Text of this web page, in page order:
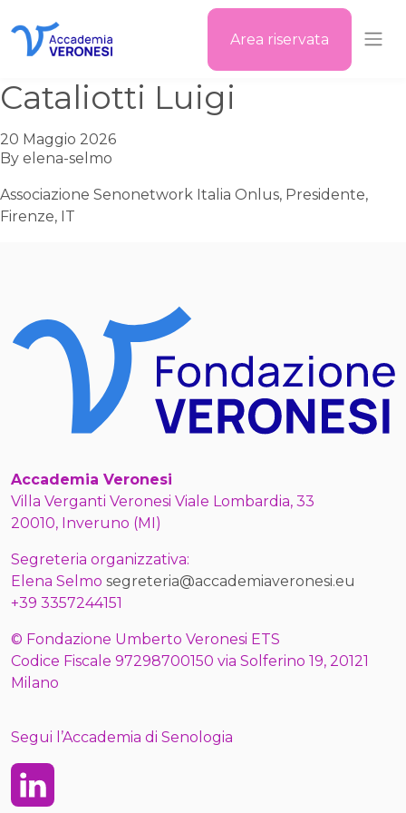
Area riservata
Cataliotti Luigi
20 Maggio 2026
By elena-selmo
Associazione Senonetwork Italia Onlus, Presidente,
Firenze, IT
Accademia Veronesi
Villa Verganti Veronesi Viale Lombardia, 33
20010, Inveruno (MI)
Segreteria organizzativa:
Elena Selmo segreteria@accademiaveronesi.eu
+39 3357244151
© Fondazione Umberto Veronesi ETS
Codice Fiscale 97298700150 via Solferino 19, 20121
Milano
Segui l’Accademia di Senologia
Linkedin